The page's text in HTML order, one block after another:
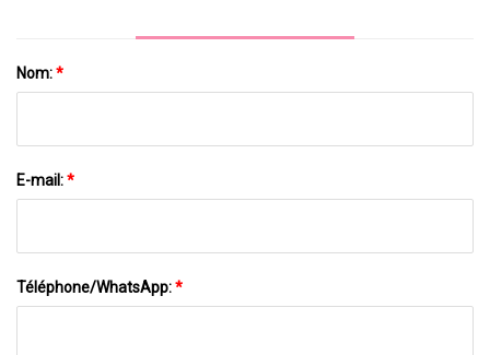
Nom:*
E-mail:*
Téléphone/WhatsApp:*